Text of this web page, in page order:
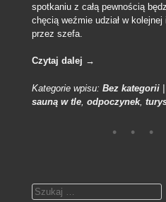
spotkaniu z całą pewnością
chęcią weźmie udział w
przez szefa.
Czytaj dalej →
Kategorie wpisu: Bez kategorii |
sauną w tle, odpoczynek,
Szukaj